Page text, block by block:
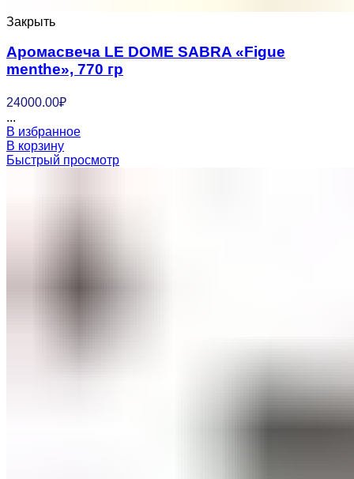
Закрыть
Аромасвеча LE DOME SABRA «Figue
menthe», 770 гр
24000.00₽
...
В избранное
В корзину
Быстрый просмотр